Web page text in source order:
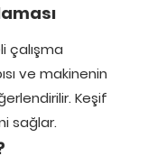
çalışma
ve makinenin
Keşif
sağlar.